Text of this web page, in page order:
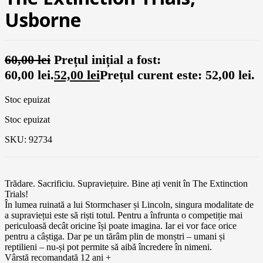
Usborne
60,00lei Prețul inițial a fost:
60,00 lei.52,00 leiPrețul curent este: 52,00 lei.
Stoc epuizat
Stoc epuizat
SKU: 92734
Trădare. Sacrificiu. Supraviețuire. Bine ați venit în The Extinction
Trials!
În lumea ruinată a lui Stormchaser și Lincoln, singura modalitate de
a supraviețui este să riști totul. Pentru a înfrunta o competiție mai
periculoasă decât oricine își poate imagina. Iar ei vor face orice
pentru a câștiga. Dar pe un tărâm plin de monștri – umani și
reptilieni – nu-și pot permite să aibă încredere în nimeni.
Vârstă recomandată 12 ani +